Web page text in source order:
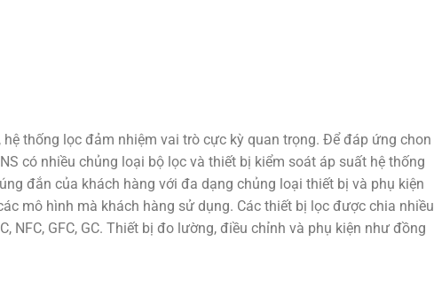
thống lọc đảm nhiệm vai trò cực kỳ quan trọng. Để đáp ứng chon
có nhiều chủng loại bộ lọc và thiết bị kiểm soát áp suất hệ thống
đắn của khách hàng với đa dạng chủng loại thiết bị và phụ kiện
mô hình mà khách hàng sử dụng. Các thiết bị lọc được chia nhiều
NFC, GFC, GC. Thiết bị đo lường, điều chỉnh và phụ kiện như đồng